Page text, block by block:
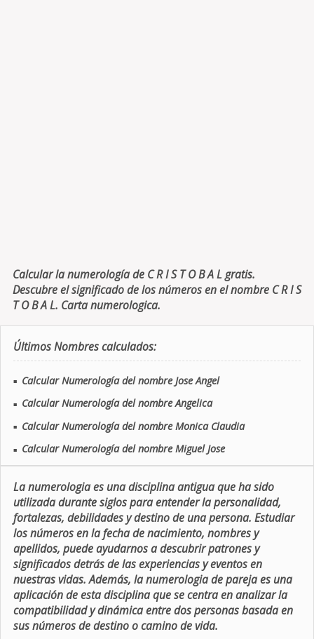
Calcular la numerología de C R I S T O B A L gratis.
Descubre el significado de los números en el nombre C R I S
T O B A L. Carta numerologica.
Últimos Nombres calculados:
■ Calcular Numerología del nombre Jose Angel
■ Calcular Numerología del nombre Angelica
■ Calcular Numerología del nombre Monica Claudia
■ Calcular Numerología del nombre Miguel Jose
La numerologia es una disciplina antigua que ha sido
utilizada durante siglos para entender la personalidad,
fortalezas, debilidades y destino de una persona. Estudiar
los números en la fecha de nacimiento, nombres y
apellidos, puede ayudarnos a descubrir patrones y
significados detrás de las experiencias y eventos en
nuestras vidas. Además, la numerologia de pareja es una
aplicación de esta disciplina que se centra en analizar la
compatibilidad y dinámica entre dos personas basada en
sus números de destino o camino de vida.